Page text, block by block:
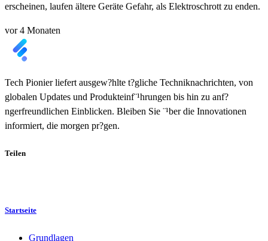
erscheinen, laufen ältere Geräte Gefahr, als Elektroschrott zu enden.
vor 4 Monaten
Tech Pionier liefert ausgew?hlte t?gliche Techniknachrichten, von
globalen Updates und Produkteinf¨¹hrungen bis hin zu anf?
ngerfreundlichen Einblicken. Bleiben Sie ¨¹ber die Innovationen
informiert, die morgen pr?gen.
Teilen
Startseite
Grundlagen